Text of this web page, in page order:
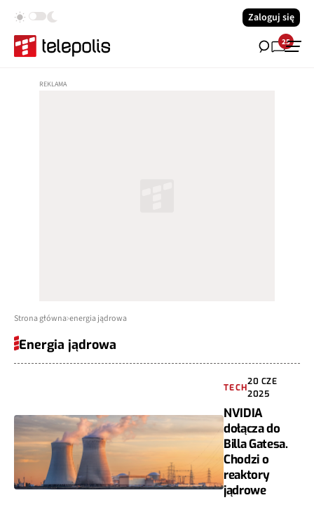
Zaloguj się
25
Strona główna energia jądrowa
Energia jądrowa
TECH
20 CZE
2025
NVIDIA
dołącza do
Billa Gatesa.
Chodzi o
reaktory
jądrowe